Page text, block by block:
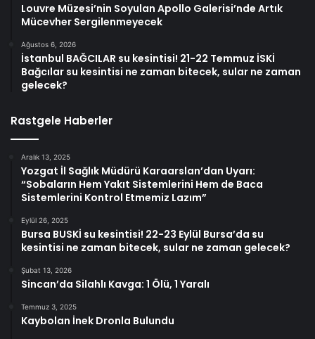
Louvre Müzesi’nin Soyulan Apollo Galerisi’nde Artık
Mücevher Sergilenmeyecek
Ağustos 6, 2026
İstanbul BAĞCILAR su kesintisi! 21-22 Temmuz İSKİ
Bağcılar su kesintisi ne zaman bitecek, sular ne zaman
gelecek?
Rastgele Haberler
Aralık 13, 2025
Yozgat İl Sağlık Müdürü Karaarslan’dan Uyarı:
“Sobaların Hem Yakıt Sistemlerini Hem de Baca
Sistemlerini Kontrol Etmemiz Lazım”
Eylül 26, 2025
Bursa BUSKİ su kesintisi! 22-23 Eylül Bursa’da su
kesintisi ne zaman bitecek, sular ne zaman gelecek?
Şubat 13, 2026
Sincan’da Silahlı Kavga: 1 Ölü, 1 Yaralı
Temmuz 3, 2025
Kaybolan İnek Dronla Bulundu